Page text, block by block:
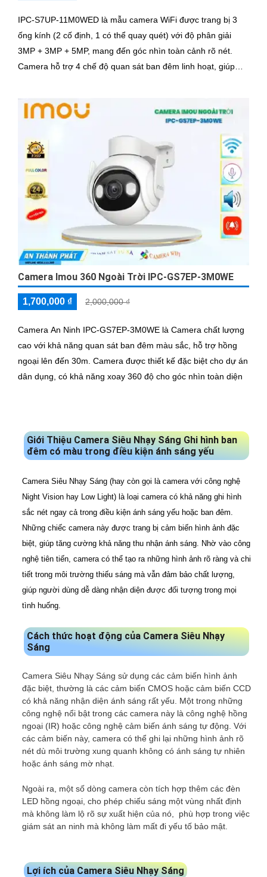
IPC-S7UP-11M0WED là mẫu camera WiFi được trang bị 3
ống kính (2 cố định, 1 có thể quay quét) với độ phân giải
3MP + 3MP + 5MP, mang đến góc nhìn toàn cảnh rõ nét.
Camera hỗ trợ 4 chế độ quan sát ban đêm linh hoạt, giúp
Camera Imou 360 Ngoài Trời IPC-GS7EP-3M0WE
1,700,000 ₫ 2,000,000 ₫
Camera An Ninh IPC-GS7EP-3M0WE là Camera chất lượng
cao với khả năng quan sát ban đêm màu sắc, hỗ trợ hồng
ngoại lên đến 30m. Camera được thiết kế đặc biệt cho dự án
dân dụng, có khả năng xoay 360 độ cho góc nhìn toàn diện
Giới Thiệu Camera Siêu Nhạy Sáng Ghi hình ban
đêm có màu trong điều kiện ánh sáng yếu
Camera Siêu Nhạy Sáng (hay còn gọi là camera với công nghệ
Night Vision hay Low Light) là loại camera có khả năng ghi hình
sắc nét ngay cả trong điều kiện ánh sáng yếu hoặc ban đêm.
Những chiếc camera này được trang bị cảm biến hình ảnh đặc
biệt, giúp tăng cường khả năng thu nhận ánh sáng. Nhờ vào công
nghệ tiên tiến, camera có thể tạo ra những hình ảnh rõ ràng và chi
tiết trong môi trường thiếu sáng mà vẫn đảm bảo chất lượng,
giúp người dùng dễ dàng nhận diện được đối tượng trong mọi
tình huống.
Cách thức hoạt động của Camera Siêu Nhạy
Sáng
Camera Siêu Nhạy Sáng sử dụng các cảm biến hình ảnh
đặc biệt, thường là các cảm biến CMOS hoặc cảm biến CCD
có khả năng nhận diện ánh sáng rất yếu. Một trong những
công nghệ nổi bật trong các camera này là công nghệ hồng
ngoại (IR) hoặc công nghệ cảm biến ánh sáng tự động. Với
các cảm biến này, camera có thể ghi lại những hình ảnh rõ
nét dù môi trường xung quanh không có ánh sáng tự nhiên
hoặc ánh sáng mờ nhạt.
Ngoài ra, một số dòng camera còn tích hợp thêm các đèn
LED hồng ngoại, cho phép chiếu sáng một vùng nhất định
mà không làm lộ rõ sự xuất hiện của nó, phù hợp trong việc
giám sát an ninh mà không làm mất đi yếu tố bảo mật.
Lợi ích của Camera Siêu Nhạy Sáng